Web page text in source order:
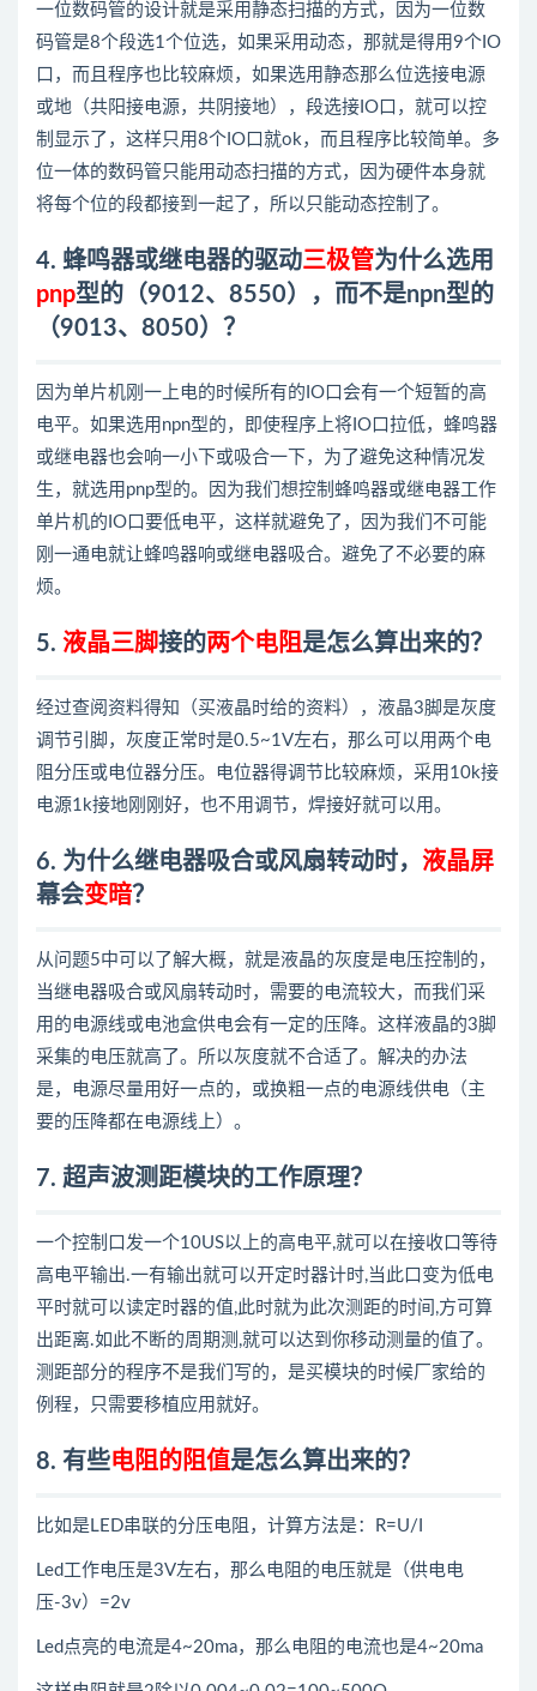
一位数码管的设计就是采用静态扫描的方式，因为一位数
码管是8个段选1个位选，如果采用动态，那就是得用9个IO
口，而且程序也比较麻烦，如果选用静态那么位选接电源
或地（共阳接电源，共阴接地），段选接IO口，就可以控
制显示了，这样只用8个IO口就ok，而且程序比较简单。多
位一体的数码管只能用动态扫描的方式，因为硬件本身就
将每个位的段都接到一起了，所以只能动态控制了。
4. 蜂鸣器或继电器的驱动三极管为什么选用
pnp型的（9012、8550），而不是npn型的
（9013、8050）？
因为单片机刚一上电的时候所有的IO口会有一个短暂的高
电平。如果选用npn型的，即使程序上将IO口拉低，蜂鸣器
或继电器也会响一小下或吸合一下，为了避免这种情况发
生，就选用pnp型的。因为我们想控制蜂鸣器或继电器工作
单片机的IO口要低电平，这样就避免了，因为我们不可能
刚一通电就让蜂鸣器响或继电器吸合。避免了不必要的麻
烦。
5. 液晶三脚接的两个电阻是怎么算出来的？
经过查阅资料得知（买液晶时给的资料），液晶3脚是灰度
调节引脚，灰度正常时是0.5~1V左右，那么可以用两个电
阻分压或电位器分压。电位器得调节比较麻烦，采用10k接
电源1k接地刚刚好，也不用调节，焊接好就可以用。
6. 为什么继电器吸合或风扇转动时， 液晶屏
幕会变暗？
从问题5中可以了解大概，就是液晶的灰度是电压控制的，
当继电器吸合或风扇转动时，需要的电流较大，而我们采
用的电源线或电池盒供电会有一定的压降。这样液晶的3脚
采集的电压就高了。所以灰度就不合适了。解决的办法
是，电源尽量用好一点的，或换粗一点的电源线供电（主
要的压降都在电源线上）。
7. 超声波测距模块的工作原理？
一个控制口发一个10US以上的高电平,就可以在接收口等待
高电平输出.一有输出就可以开定时器计时,当此口变为低电
平时就可以读定时器的值,此时就为此次测距的时间,方可算
出距离.如此不断的周期测,就可以达到你移动测量的值了。
测距部分的程序不是我们写的，是买模块的时候厂家给的
例程，只需要移植应用就好。
8. 有些电阻的阻值是怎么算出来的？
比如是LED串联的分压电阻，计算方法是：R=U/I
Led工作电压是3V左右，那么电阻的电压就是（供电电
压-3v）=2v
Led点亮的电流是4~20ma，那么电阻的电流也是4~20ma